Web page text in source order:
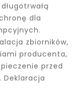
dla
zbiorników,
producenta,
przed
Deklaracja